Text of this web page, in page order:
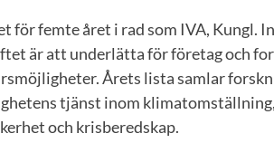
för femte året i rad som IVA, Kungl.
är att underlätta för företag och
Årets lista samlar
tjänst inom
och krisberedskap.